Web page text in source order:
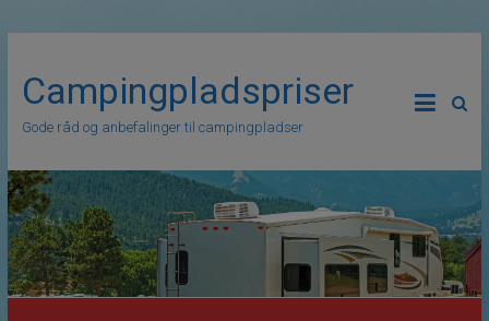
Campingpladspriser
Gode råd og anbefalinger til campingpladser